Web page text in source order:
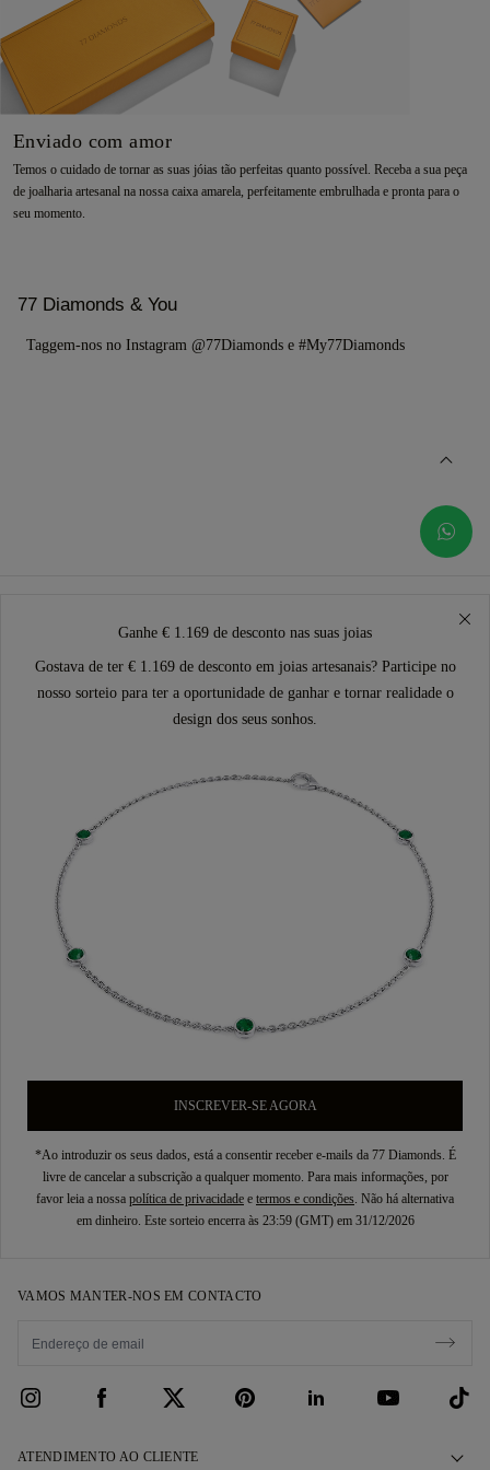
Enviado com amor
Temos o cuidado de tornar as suas jóias tão perfeitas quanto possível. Receba a sua peça
de joalharia artesanal na nossa caixa amarela, perfeitamente embrulhada e pronta para o
seu momento.
77 Diamonds & You
Taggem-nos no Instagram @77Diamonds e #My77Diamonds
Ganhe € 1.169 de desconto nas suas joias
Gostava de ter € 1.169 de desconto em joias artesanais? Participe no
nosso sorteio para ter a oportunidade de ganhar e tornar realidade o
design dos seus sonhos.
INSCREVER-SE AGORA
*Ao introduzir os seus dados, está a consentir receber e-mails da 77 Diamonds. É
livre de cancelar a subscrição a qualquer momento. Para mais informações, por
favor leia a nossa política de privacidade e termos e condições. Não há alternativa
em dinheiro. Este sorteio encerra às 23:59 (GMT) em 31/12/2026
VAMOS MANTER-NOS EM CONTACTO
ATENDIMENTO AO CLIENTE